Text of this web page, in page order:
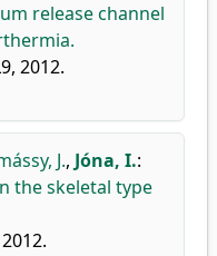
release channel
2012.
J., Jóna, I.:
the skeletal type